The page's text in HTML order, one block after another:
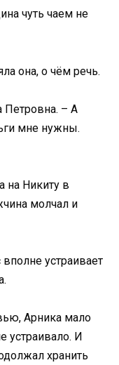
чуть чаем не
она, о чём речь.
Петровна. – А
мне нужны.
на Никиту в
молчал и
устраивает
Арника мало
устраивало. И
хранить